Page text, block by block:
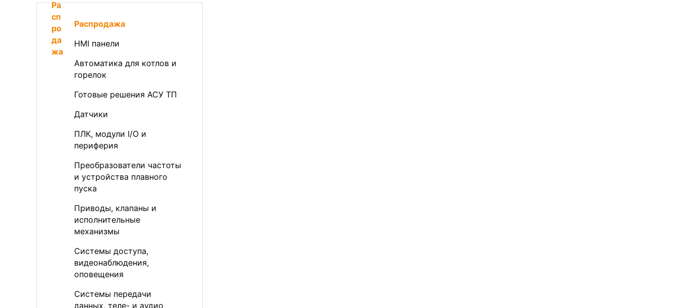
Распродажа
HMI панели
Автоматика для котлов и
горелок
Готовые решения АСУ ТП
Датчики
ПЛК, модули I/O и
периферия
Преобразователи частоты
и устройства плавного
пуска
Приводы, клапаны и
исполнительные
механизмы
Системы доступа,
видеонаблюдения,
оповещения
Системы передачи
данных, теле- и аудио